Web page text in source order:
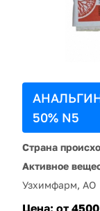
АНАЛЬГИН
50% N5
Страна
Активное
Узхимфарм, АО